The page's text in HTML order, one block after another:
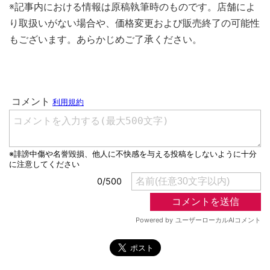
※記事内における情報は原稿執筆時のものです。店舗によ
り取扱いがない場合や、価格変更および販売終了の可能性
もございます。あらかじめご了承ください。